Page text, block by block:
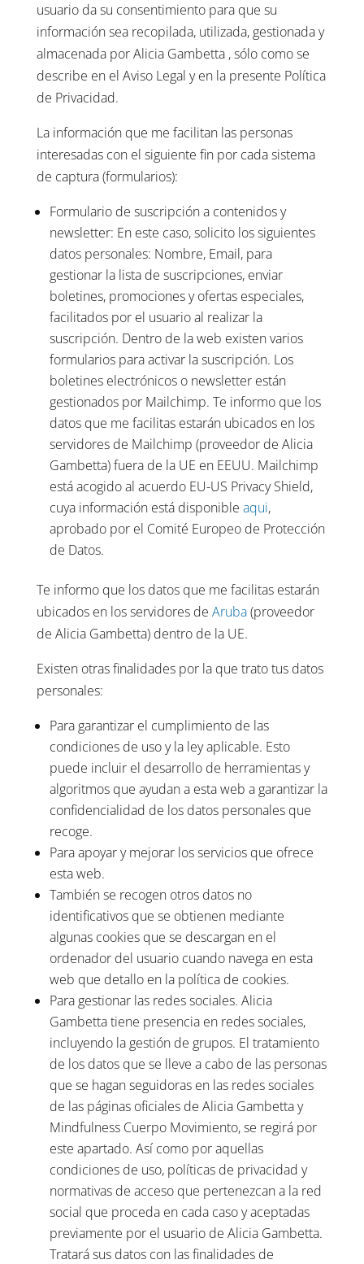
usuario da su consentimiento para que su
información sea recopilada, utilizada, gestionada y
almacenada por Alicia Gambetta , sólo como se
describe en el Aviso Legal y en la presente Política
de Privacidad.
La información que me facilitan las personas
interesadas con el siguiente fin por cada sistema
de captura (formularios):
Formulario de suscripción a contenidos y
newsletter: En este caso, solicito los siguientes
datos personales: Nombre, Email, para
gestionar la lista de suscripciones, enviar
boletines, promociones y ofertas especiales,
facilitados por el usuario al realizar la
suscripción. Dentro de la web existen varios
formularios para activar la suscripción. Los
boletines electrónicos o newsletter están
gestionados por Mailchimp. Te informo que los
datos que me facilitas estarán ubicados en los
servidores de Mailchimp (proveedor de Alicia
Gambetta) fuera de la UE en EEUU. Mailchimp
está acogido al acuerdo EU-US Privacy Shield,
cuya información está disponible aqui,
aprobado por el Comité Europeo de Protección
de Datos.
Te informo que los datos que me facilitas estarán
ubicados en los servidores de Aruba(proveedor
de Alicia Gambetta) dentro de la UE.
Existen otras finalidades por la que trato tus datos
personales:
Para garantizar el cumplimiento de las
condiciones de uso y la ley aplicable. Esto
puede incluir el desarrollo de herramientas y
algoritmos que ayudan a esta web a garantizar la
confidencialidad de los datos personales que
recoge.
Para apoyar y mejorar los servicios que ofrece
esta web.
También se recogen otros datos no
identificativos que se obtienen mediante
algunas cookies que se descargan en el
ordenador del usuario cuando navega en esta
web que detallo en la política de cookies.
Para gestionar las redes sociales. Alicia
Gambetta tiene presencia en redes sociales,
incluyendo la gestión de grupos. El tratamiento
de los datos que se lleve a cabo de las personas
que se hagan seguidoras en las redes sociales
de las páginas oficiales de Alicia Gambetta y
Mindfulness Cuerpo Movimiento, se regirá por
este apartado. Así como por aquellas
condiciones de uso, políticas de privacidad y
normativas de acceso que pertenezcan a la red
social que proceda en cada caso y aceptadas
previamente por el usuario de Alicia Gambetta.
Tratará sus datos con las finalidades de